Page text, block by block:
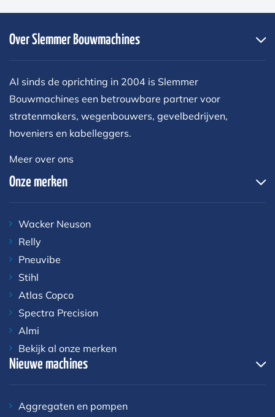
Over Slemmer Bouwmachines
Al sinds de oprichting in 2004 is Slemmer
Bouwmachines een betrouwbare partner voor
stratenmakers, wegenbouwers, gevelbedrijven,
hoveniers en kabelleggers.
Meer over ons
Onze merken
Wacker Neuson
Relly
Pneuvibe
Stihl
Atlas Copco
Spectra Precision
Almi
Bekijk al onze merken
Nieuwe machines
Aggregaten en pompen